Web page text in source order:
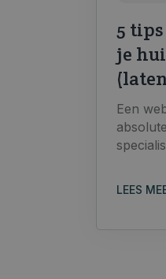
5
je
Een
LEES